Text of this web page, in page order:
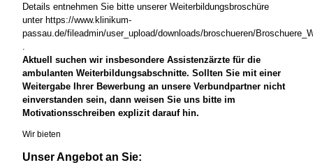
Details entnehmen Sie bitte unserer Weiterbildungsbroschüre
unter https://www.klinikum-
passau.de/fileadmin/user_upload/downloads/broschueren/
.
Aktuell suchen wir insbesondere Assistenzärzte für die
ambulanten Weiterbildungsabschnitte. Sollten Sie mit einer
Weitergabe Ihrer Bewerbung an unsere Verbundpartner nicht
einverstanden sein, dann weisen Sie uns bitte im
Motivationsschreiben explizit darauf hin.
Wir bieten
Unser Angebot an Sie: